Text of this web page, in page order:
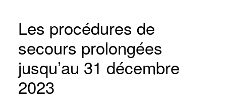
Les procédures de
secours prolongées
jusqu’au 31 décembre
2023